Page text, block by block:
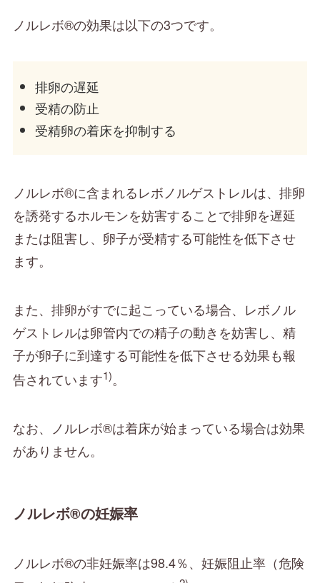
ノルレボ®の効果は以下の3つです。
排卵の遅延
受精の防止
受精卵の着床を抑制する
ノルレボ®に含まれるレボノルゲストレルは、排卵
を誘発するホルモンを妨害することで排卵を遅延
または阻害し、卵子が受精する可能性を低下させ
ます。
また、排卵がすでに起こっている場合、レボノル
ゲストレルは卵管内での精子の動きを妨害し、精
子が卵子に到達する可能性を低下させる効果も報
告されています1)。
なお、ノルレボ®は着床が始まっている場合は効果
がありません。
ノルレボ®の妊娠率
ノルレボ®の非妊娠率は98.4％、妊娠阻止率（危険